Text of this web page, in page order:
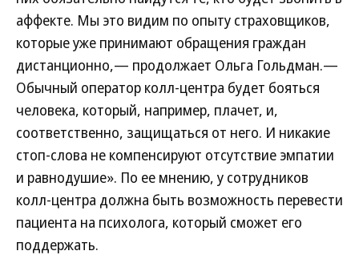
аффекте. Мы это видим по опыту страховщиков,
которые уже принимают обращения граждан
дистанционно,— продолжает Ольга Гольдман.—
Обычный оператор колл-центра будет бояться
человека, который, например, плачет, и,
соответственно, защищаться от него. И никакие
стоп-слова не компенсируют отсутствие эмпатии
и равнодушие». По ее мнению, у сотрудников
колл-центра должна быть возможность перевести
пациента на психолога, который сможет его
поддержать.